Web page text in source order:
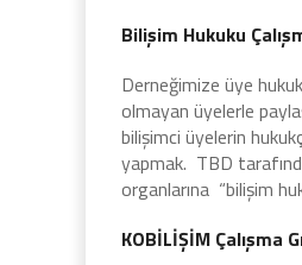
Bilişim Hukuku
Derneğimize üye
olmayan üyelerle
bilişimci üyelerin
yapmak. TBD
organlarına “bilişim
KOBİLİŞİM Çalışma